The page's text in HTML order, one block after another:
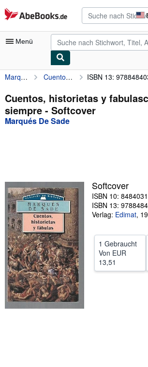
Zum Hauptinhalt
AbeBooks.de
Menü
Nutzerkonto
Meine Bestellungen
Detailsuche
Verkäufer
Verkäufer werden
Hilfe
Marqués De Sade Cuentos, historietas y fabulascuentos de siempre ISBN 13:
Cuentos, historietas y
siempre - Softcover
Marqués De Sade
Softcover
ISBN 10:
ISBN 13:
Verlag: Edimat,
1 Gebraucht
Von EUR
13,51